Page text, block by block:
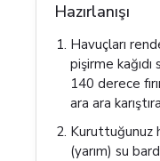
Hazırlanışı
Havuçları
pişirme
140 derece
ara ara
Kuruttuğunuz
(yarım) su